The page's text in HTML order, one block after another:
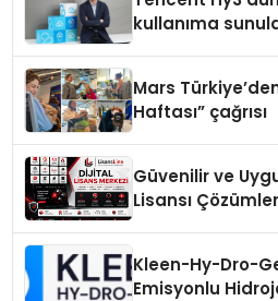
kullanıma
Mars
Haftası” çağrısı
Güvenilir ve
Lisansı
Kleen-Hy-Dro-
Emisyonlu